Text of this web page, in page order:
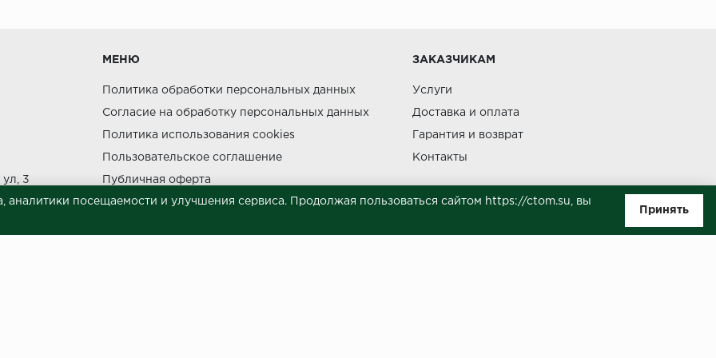
3
МЕНЮ
Политика обработки персональных данных
Согласие на обработку персональных данных
Политика использования cookies
Пользовательское соглашение
Публичная оферта
Сведения о продавце (реквизиты)
ЗАКАЗЧИКАМ
Услуги
Доставка и оплата
Гарантия и возврат
Контакты
посещаемости и улучшения сервиса. Продолжая пользоваться сайтом https://ctom.su, вы
Принять